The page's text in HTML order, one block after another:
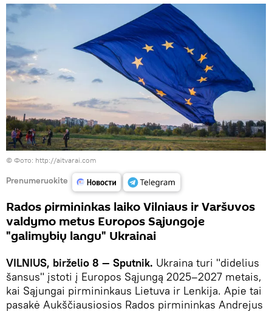
© Фото: http://aitvarai.com
Prenumeruokite
Rados pirmininkas laiko Vilniaus ir Varšuvos
valdymo metus Europos Sąjungoje
"galimybių langu" Ukrainai
VILNIUS, birželio 8 — Sputnik. Ukraina turi "didelius
šansus" įstoti į Europos Sąjungą 2025–2027 metais,
kai Sąjungai pirmininkaus Lietuva ir Lenkija. Apie tai
pasakė Aukščiausiosios Rados pirmininkas Andrejus